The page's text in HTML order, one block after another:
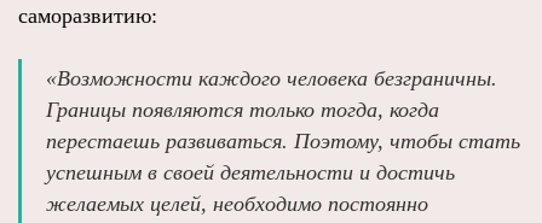
саморазвитию:
«Возможности каждого человека безграничны.
Границы появляются только тогда, когда
перестаешь развиваться. Поэтому, чтобы стать
успешным в своей деятельности и достичь
желаемых целей, необходимо постоянно